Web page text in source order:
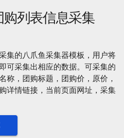
列表信息采集
。
集的八爪鱼采集器模板，用户将
可采集出相应的数据。可采集的
称，团购标题，团购价，原价，
详情链接，当前页面网址，采集